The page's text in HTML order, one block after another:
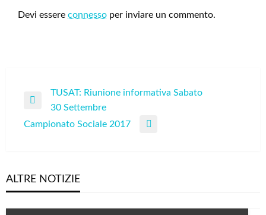
Devi essere connesso per inviare un commento.
Navigazione
articoli
Previous
Post
TUSAT: Riunione informativa Sabato
30 Settembre
Next
Campionato Sociale 2017
ALTRE NOTIZIE